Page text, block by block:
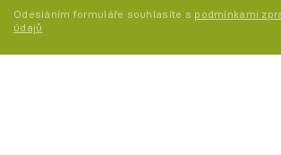
Odesláním formuláře souhlasíte s podmínkami
údajů